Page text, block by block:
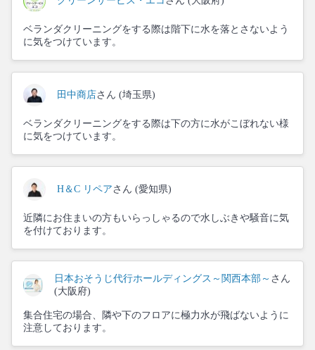
ベランダクリーニングをする際は階下に水を落とさないよう
に気をつけています。
田中商店さん (埼玉県)
ベランダクリーニングをする際は下の方に水がこぼれない様
に気をつけています。
H＆C リペア さん (愛知県)
近隣にお住まいの方もいらっしゃるので水しぶきや騒音に気
を付けております。
日本おそうじ代行ホールディングス～関西本部～ さん
(大阪府)
集合住宅の場合、隣や下のフロアに極力水が飛ばないように
注意しております。